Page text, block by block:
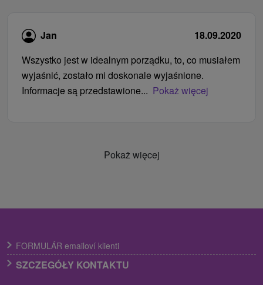
Jan
18.09.2020
Wszystko jest w idealnym porządku, to, co musiałem
wyjaśnić, zostało mi doskonale wyjaśnione.
Informacje są przedstawione... Pokaż więcej
Pokaż więcej
FORMULÁR emailoví klienti
SZCZEGÓŁY KONTAKTU